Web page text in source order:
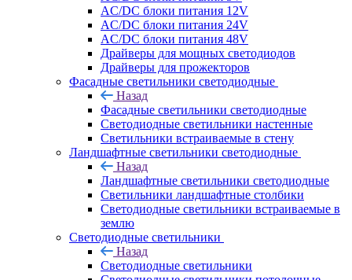
AC/DC блоки питания 12V
AC/DC блоки питания 24V
AC/DC блоки питания 48V
Драйверы для мощных светодиодов
Драйверы для прожекторов
Фасадные светильники светодиодные
Назад
Фасадные светильники светодиодные
Светодиодные светильники настенные
Светильники встраиваемые в стену
Ландшафтные светильники светодиодные
Назад
Ландшафтные светильники светодиодные
Светильники ландшафтные столбики
Светодиодные светильники встраиваемые в
землю
Светодиодные светильники
Назад
Светодиодные светильники